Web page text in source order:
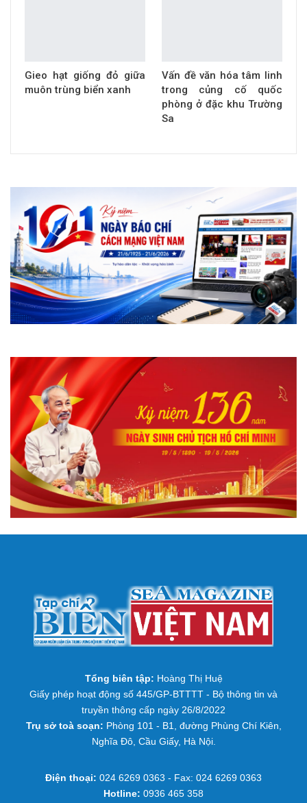
Gieo hạt giống đỏ giữa
muôn trùng biển xanh
Vấn đề văn hóa tâm linh
trong củng cố quốc
phòng ở đặc khu Trường
Sa
Tổng biên tập: Hoàng Thị Huệ
Giấy phép hoạt động số 445/GP-BTTTT - Bộ thông tin và
truyền thông cấp ngày 26/8/2022
Trụ sở toà soạn: Phòng 101 - B1, đường Phùng Chí Kiên,
Nghĩa Đô, Cầu Giấy, Hà Nội.
Điện thoại: 024 6269 0363 - Fax: 024 6269 0363
Hotline: 0936 465 358